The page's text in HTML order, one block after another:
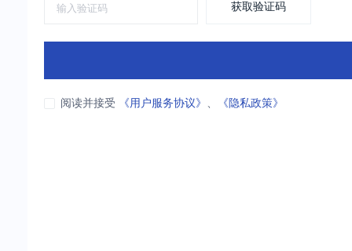
获取验证码
阅读并接受 《用户服务协议》 、 《隐私政策》